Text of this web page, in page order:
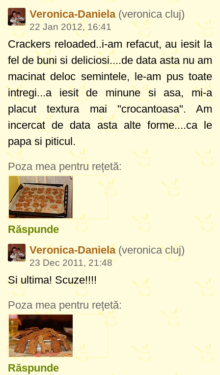
Veronica-Daniela (veronica cluj)
22 Jan 2012, 16:41
Crackers reloaded..i-am refacut, au iesit la
fel de buni si deliciosi....de data asta nu am
macinat deloc semintele, le-am pus toate
intregi...a iesit de minune si asa, mi-a
placut textura mai "crocantoasa". Am
incercat de data asta alte forme....ca le
papa si piticul.
Poza mea pentru rețetă:
Răspunde
Veronica-Daniela (veronica cluj)
23 Dec 2011, 21:48
Si ultima! Scuze!!!!
Poza mea pentru rețetă:
Răspunde